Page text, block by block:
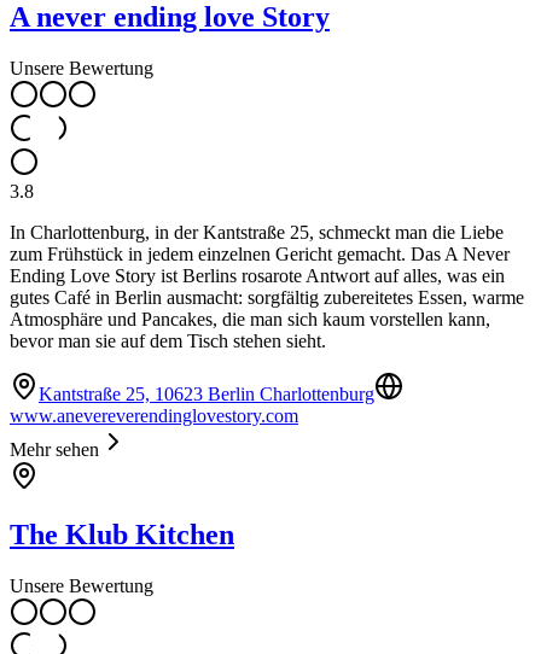
A never ending love Story
Unsere Bewertung
3.8
In Charlottenburg, in der Kantstraße 25, schmeckt man die Liebe
zum Frühstück in jedem einzelnen Gericht gemacht. Das A Never
Ending Love Story ist Berlins rosarote Antwort auf alles, was ein
gutes Café in Berlin ausmacht: sorgfältig zubereitetes Essen, warme
Atmosphäre und Pancakes, die man sich kaum vorstellen kann,
bevor man sie auf dem Tisch stehen sieht.
Kantstraße 25, 10623 Berlin Charlottenburg
www.anevereverendinglovestory.com
Mehr sehen
The Klub Kitchen
Unsere Bewertung